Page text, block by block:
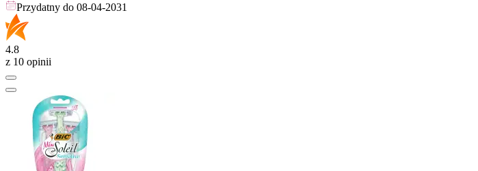
Przydatny do 08-04-2031
4.8
z 10 opinii